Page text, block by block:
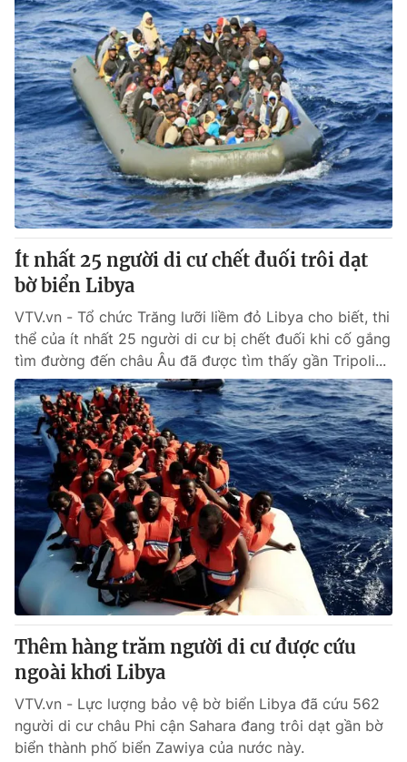
Video Shorts video
VTV Money VTV Thể thao
VTV Sức khoẻ Bất động sản
Thị trường 24h Tấm lòng Việt
VTV4 Vươn mình bằng AI
VTV9
Liên hệ tòa soạn English
THỜI BÁO VTV
Theo dõi báo trên
Cơ quan chủ quản:Đài Truyền hình Việt Nam
Cơ quan báo chí:Thời báo VTV
Giấy phép hoạt động báo in và báo điện tử số 483/GP-BTTTT
cấp ngày 29/12/2023
Tổng Biên tập:Vũ Thanh Thủy
Phó Tổng Biên tập:Nguyễn Thị Mỹ Hạnh, Phạm Quốc Thắng,
Nguyễn Trọng Ninh
024.38 355 931 - 024.38 355 932
Ðiện thoại Thời báo VTV:024.66 897 897
Email:toasoan@vtv.vn
Ít nhất 25 người di cư chết đuối trôi dạt
bờ biển Libya
VTV.vn - Tổ chức Trăng lưỡi liềm đỏ Libya cho biết, thi
thể của ít nhất 25 người di cư bị chết đuối khi cố gắng
tìm đường đến châu Âu đã được tìm thấy gần Tripoli...
Thêm hàng trăm người di cư được cứu
ngoài khơi Libya
VTV.vn - Lực lượng bảo vệ bờ biển Libya đã cứu 562
người di cư châu Phi cận Sahara đang trôi dạt gần bờ
biển thành phố biển Zawiya của nước này.